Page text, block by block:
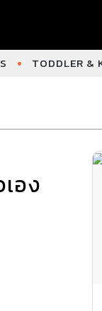
TODDLER &
อง